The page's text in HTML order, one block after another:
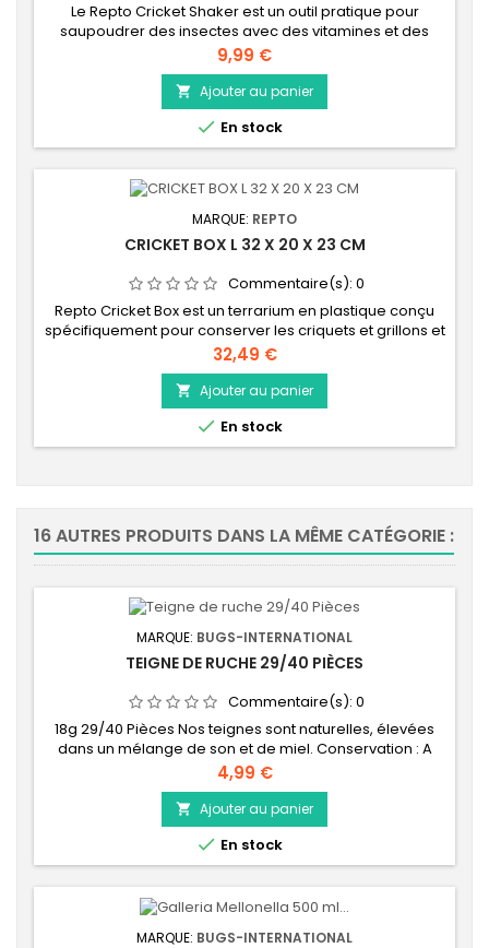
Le Repto Cricket Shaker est un outil pratique pour
saupoudrer des insectes avec des vitamines et des
minéraux et les donner ensuite facilement à vos
animaux.
Prix
9,99 €
 Ajouter au panier
 En stock
MARQUE: REPTO
CRICKET BOX L 32 X 20 X 23 CM
Commentaire(s): 0
Repto Cricket Box est un terrarium en plastique conçu
spécifiquement pour conserver les criquets et grillons et
les distribuer à vos animaux. Les grillons vont se cacher
dans les tubes, et seront donc faciles à attraper pour
nourrir vos animaux. Boîtier anti évasion, même lorsque
les tubes d'alimentation sont retirés : les valves en
assurent...
Prix
32,49 €
 Ajouter au panier
 En stock
16 AUTRES PRODUITS DANS LA MÊME CATÉGORIE :
MARQUE: BUGS-INTERNATIONAL
TEIGNE DE RUCHE 29/40 PIÈCES
Commentaire(s): 0
18g 29/40 Pièces Nos teignes sont naturelles, élevées
dans un mélange de son et de miel. Conservation : A
température ambiante elles se développent vite, sous
15 jours. Passer vos commandes avant Dimanche 21h00
Pour recevoir votre commande la semaine qui suit !!!
Afin de garantir une fraicheur maximum de vos insectes
vivants, nous effectuons un stock...
Prix
4,99 €
 Ajouter au panier
 En stock
MARQUE: BUGS-INTERNATIONAL